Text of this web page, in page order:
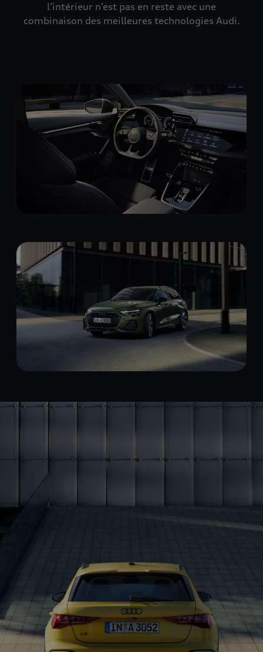
l’intérieur n’est pas en reste avec une
combinaison des meilleures technologies Audi.